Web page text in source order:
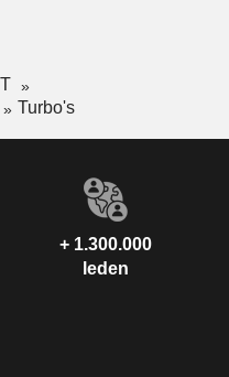
Turbo's
+ 1.300.000
leden